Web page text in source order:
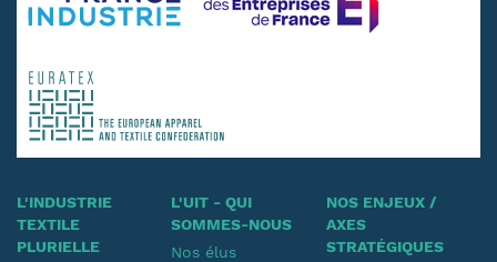
L'INDUSTRIE
TEXTILE
PLURIELLE
L'UIT - QUI
SOMMES-NOUS
Nos élus
NOS ENJEUX /
AXES
STRATÉGIQUES